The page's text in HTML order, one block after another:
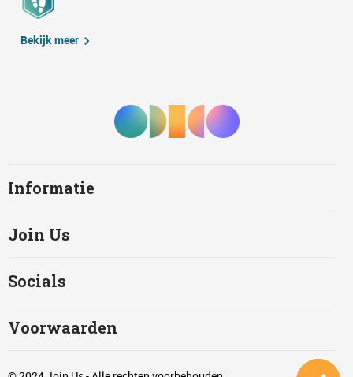
Bekijk meer
Informatie
Join Us
Socials
Voorwaarden